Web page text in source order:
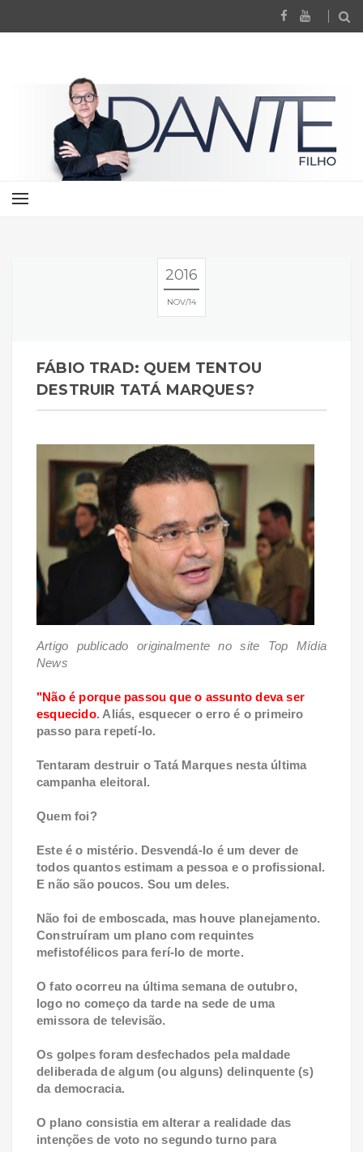
2016
NOV 14
FÁBIO TRAD: QUEM TENTOU
DESTRUIR TATÁ MARQUES?
Artigo publicado originalmente no site Top Mídia
News
"Não é porque passou que o assunto deva ser
esquecido. Aliás, esquecer o erro é o primeiro
passo para repetí-lo.
Tentaram destruir o Tatá Marques nesta última
campanha eleitoral.
Quem foi?
Este é o mistério. Desvendá-lo é um dever de
todos quantos estimam a pessoa e o profissional.
E não são poucos. Sou um deles.
Não foi de emboscada, mas houve planejamento.
Construíram um plano com requintes
mefistofélicos para ferí-lo de morte.
O fato ocorreu na última semana de outubro,
logo no começo da tarde na sede de uma
emissora de televisão.
Os golpes foram desfechados pela maldade
deliberada de algum (ou alguns) delinquente (s)
da democracia.
O plano consistia em alterar a realidade das
intenções de voto no segundo turno para